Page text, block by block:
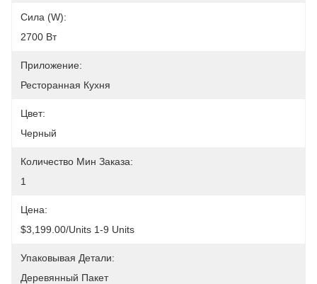
Сила (w):
2700 Вт
Приложение:
Ресторанная Кухня
Цвет:
Черный
Количество Мин Заказа:
1
Цена:
$3,199.00/units 1-9 Units
Упаковывая Детали:
Деревянный Пакет